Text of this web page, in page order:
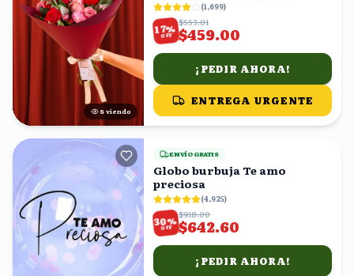
7 viendo
(1,699)
17%
OFF
$553.01
$459.00
¡PEDIR AHORA!
ENTREGA URGENTE
ENVÍO GRATIS
Globo burbuja Te amo
preciosa
(4,925)
30%
OFF
$918.00
$642.60
¡PEDIR AHORA!